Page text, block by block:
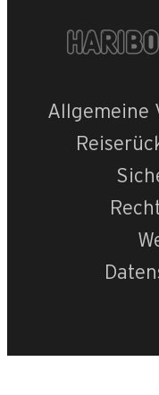
Allgemeine